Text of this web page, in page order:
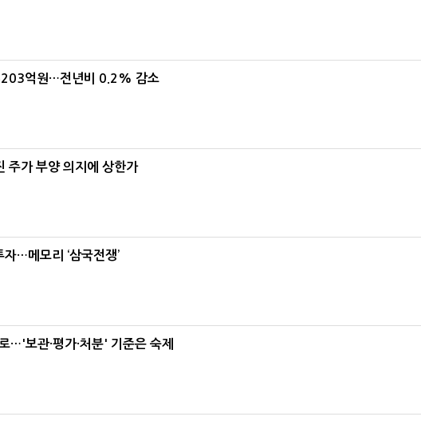
억원…전년비 0.2% 감소
주가 부양 의지에 상한가
…메모리 ‘삼국전쟁’
…'보관·평가·처분' 기준은 숙제